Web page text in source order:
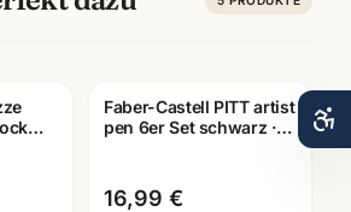
Faber-Castell PITT artist
pen 6er Set schwarz ·
16,99 €